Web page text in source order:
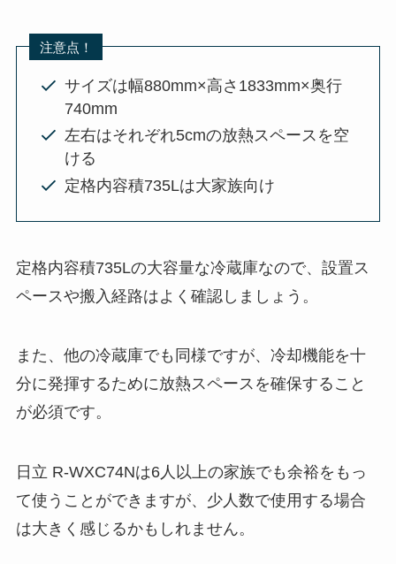
注意点！
サイズは幅880mm×高さ1833mm×奥行
740mm
左右はそれぞれ5cmの放熱スペースを空
ける
定格内容積735Lは大家族向け
定格内容積735Lの大容量な冷蔵庫なので、設置ス
ペースや搬入経路はよく確認しましょう。
また、他の冷蔵庫でも同様ですが、冷却機能を十
分に発揮するために放熱スペースを確保すること
が必須です。
日立 R-WXC74Nは6人以上の家族でも余裕をもっ
て使うことができますが、少人数で使用する場合
は大きく感じるかもしれません。